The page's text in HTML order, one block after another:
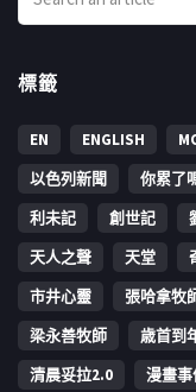
標籤
EN ENGLISH
以色列新聞
你累了
利未記
創世記
天人之聲
天堂
市井心靈
張哈拿牧
梁永善牧師
歳首到
清晨妥拉2.0
漫畫